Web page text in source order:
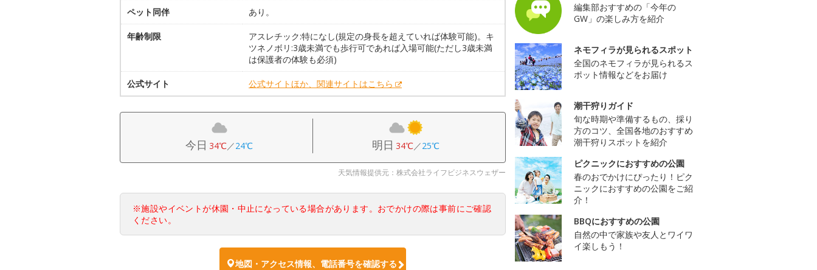
ペット同伴 あり。
年齢制限
アスレチック:特になし(規定の身長を超えていれば体験可能)。キ
ツネノボリ:3歳未満でも歩行可であれば入場可能(ただし3歳未満
は保護者の体験も必須)
公式サイト 公式サイトほか、関連サイトはこちら
今日 34℃／24℃ 明日 34℃／25℃
天気情報提供元：株式会社ライフビジネスウェザー
※施設やイベントが休園・中止になっている場合があります。おでかけの際は事前にご確認
ください。
地図・アクセス情報、電話番号を確認する
編集部おすすめの「今年の
GW」の楽しみ方を紹介
ネモフィラが見られるスポット
全国のネモフィラが見られるス
ポット情報などをお届け
潮干狩りガイド
旬な時期や準備するもの、採り
方のコツ、全国各地のおすすめ
潮干狩りスポットを紹介
ピクニックにおすすめの公園
春のおでかけにぴったり！ピク
ニックにおすすめの公園をご紹
介！
BBQにおすすめの公園
自然の中で家族や友人とワイワ
イ楽しもう！